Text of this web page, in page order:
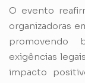
O evento
organizadoras
promovendo
exigências
impacto